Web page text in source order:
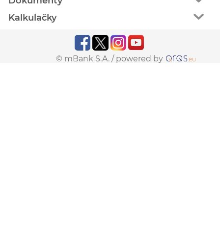
Kalkulačky
© mBank S.A. / powered by